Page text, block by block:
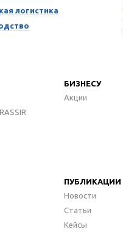
логистика
БИЗНЕСУ
Акции
ПУБЛИКАЦИИ
Новости
Статьи
Кейсы